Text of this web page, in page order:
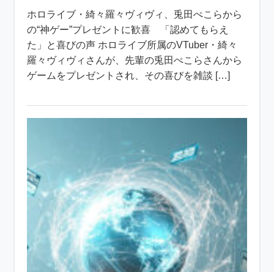
ホロライブ・綺々羅々ヴィヴィ、兎田ぺこらから
の“神ゲー”プレゼントに歓喜 「認めてもらえ
た」と喜びの声 ホロライブ所属のVTuber・綺々
羅々ヴィヴィさんが、先輩の兎田ぺこらさんから
ゲームをプレゼントされ、その喜びを雑談 […]